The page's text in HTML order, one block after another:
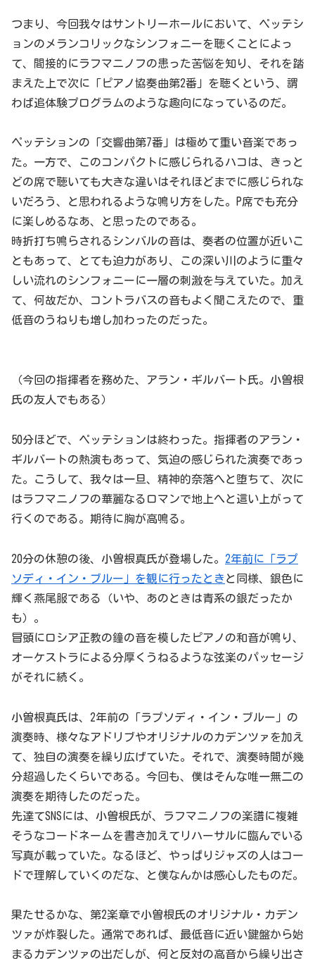
つまり、今回我々はサントリーホールにおいて、ペッテシ
ョンのメランコリックなシンフォニーを聴くことによっ
て、間接的にラフマニノフの患った苦悩を知り、それを踏
まえた上で次に「ピアノ協奏曲第2番」を聴くという、謂
わば追体験プログラムのような趣向になっているのだ。
ペッテションの「交響曲第7番」は極めて重い音楽であっ
た。一方で、このコンパクトに感じられるハコは、きっと
どの席で聴いても大きな違いはそれほどまでに感じられな
いだろう、と思われるような鳴り方をした。P席でも充分
に楽しめるなあ、と思ったのである。
時折打ち鳴らされるシンバルの音は、奏者の位置が近いこ
ともあって、とても迫力があり、この深い川のように重々
しい流れのシンフォニーに一層の刺激を与えていた。加え
て、何故だか、コントラバスの音もよく聞こえたので、重
低音のうねりも増し加わったのだった。
（今回の指揮者を務めた、アラン・ギルバート氏。小曽根
氏の友人でもある）
50分ほどで、ペッテションは終わった。指揮者のアラン・
ギルバートの熱演もあって、気迫の感じられた演奏であっ
た。こうして、我々は一旦、精神的奈落へと堕ちて、次に
はラフマニノフの華麗なるロマンで地上へと這い上がって
行くのである。期待に胸が高鳴る。
20分の休憩の後、小曽根真氏が登場した。 2年前に「ラプ
ソディ・イン・ブルー」を観に行ったとき と同様、銀色に
輝く燕尾服である（いや、あのときは青系の銀だったか
も）。
冒頭にロシア正教の鐘の音を模したピアノの和音が鳴り、
オーケストラによる分厚くうねるような弦楽のパッセージ
がそれに続く。
小曽根真氏は、2年前の「ラプソディ・イン・ブルー」の
演奏時、様々なアドリブやオリジナルのカデンツァを加え
て、独自の演奏を繰り広げていた。それで、演奏時間が幾
分超過したくらいである。今回も、僕はそんな唯一無二の
演奏を期待したのだった。
先達てSNSには、小曽根氏が、ラフマニノフの楽譜に複雑
そうなコードネームを書き加えてリハーサルに臨んでいる
写真が載っていた。なるほど、やっぱりジャズの人はコー
ドで理解していくのだな、と僕なんかは感心したものだ。
果たせるかな、第2楽章で小曽根氏のオリジナル・カデン
ツァが炸裂した。通常であれば、最低音に近い鍵盤から始
まるカデンツァの出だしが、何と反対の高音から繰り出さ